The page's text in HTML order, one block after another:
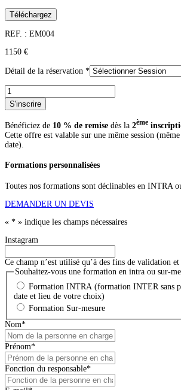
Téléchargez
REF. : EM004
1150 €
Détail de la réservation *
quantité
de
Initiation
l'emballage
alimentaire
S'inscrire
Bénéficiez de 10 % de remise dès la 2ème
Cette offre est valable sur une même session
date).
Formations personnalisées
Toutes nos formations sont déclinables en INTRA
DEMANDER UN DEVIS
« * » indique les champs nécessaires
Instagram
Ce champ n’est utilisé qu’à des fins de validation
Souhaitez-vous une formation en intra ou sur-
Formation INTRA (formation INTER sans
date et lieu de votre choix)
Formation Sur-mesure
Nom*
Prénom*
Fonction du responsable*